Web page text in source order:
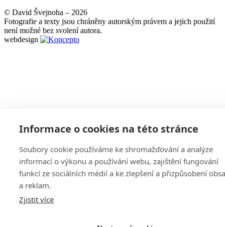
© David Švejnoha – 2026
Fotografie a texty jsou chráněny autorským právem a jejich použití
není možné bez svolení autora.
webdesign
Informace o cookies na této stránce
Soubory cookie používáme ke shromažďování a analýze
informací o výkonu a používání webu, zajištění fungování
funkcí ze sociálních médií a ke zlepšení a přizpůsobení
a reklam.
Zjistit více